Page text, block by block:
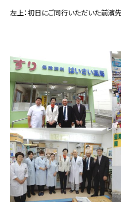
左上：初日にご同行いただいた前濱